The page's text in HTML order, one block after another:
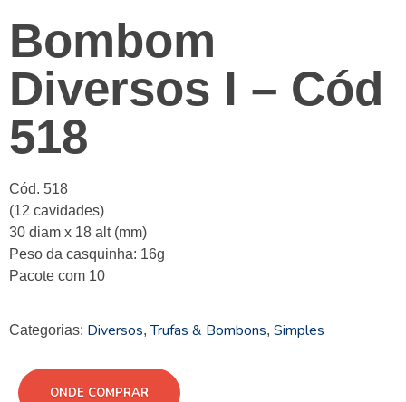
Bombom
Diversos I – Cód
518
Cód. 518
(12 cavidades)
30 diam x 18 alt (mm)
Peso da casquinha: 16g
Pacote com 10
Categorias: Diversos,Trufas & Bombons, Simples
ONDE COMPRAR